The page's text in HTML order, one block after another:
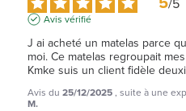
Avis vérifié
J ai acheté un matelas parce
moi. Ce matelas regroupait
Kmke suis un client fidèle
Avis du 25/12/2025, suite à une
M.